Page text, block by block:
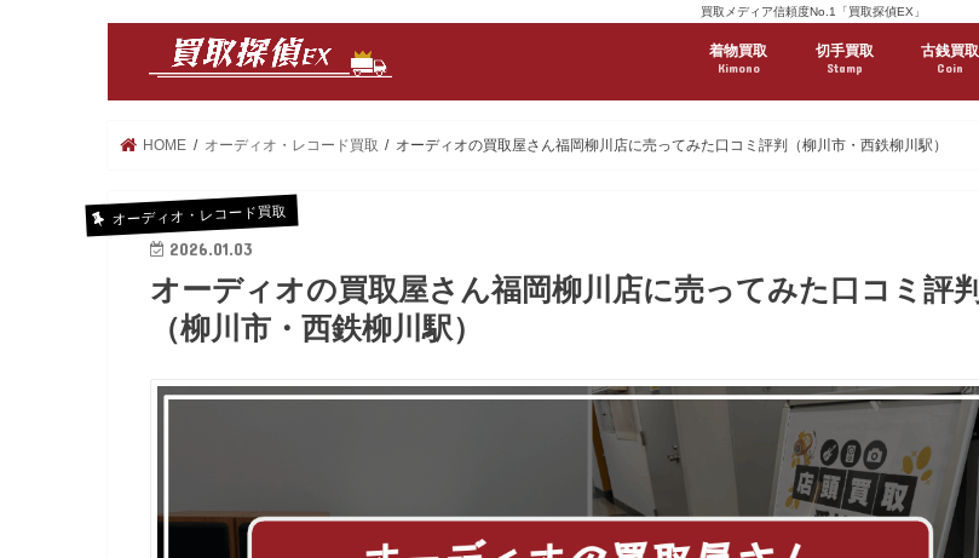
買取メディア信頼度No.1「買取探偵EX」
着物買取
Kimono
切手買取
Stamp
古銭買取
Coin
HOME オーディオ・レコード買取 オーディオの買取屋さん福岡柳川店に売ってみた口コミ評判（柳川市・西鉄柳川駅）
オーディオ・レコード買取
2026.01.03
オーディオの買取屋さん福岡柳川店に売ってみた口コミ評判
（柳川市・西鉄柳川駅）